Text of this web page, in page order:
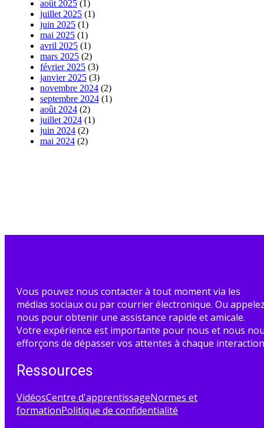
août 2025 (1)
juillet 2025 (1)
juin 2025 (1)
mai 2025 (1)
avril 2025 (1)
mars 2025 (2)
février 2025 (3)
janvier 2025 (3)
novembre 2024 (2)
septembre 2024 (1)
août 2024 (2)
juillet 2024 (1)
juin 2024 (2)
mai 2024 (2)
Vous pouvez nous contacter à tout moment via les
médias sociaux ou par courrier électronique. Ou
nous pour obtenir une assistance rapide et amicale.
Votre expérience est importante pour nous et nous
efforçons de dépasser vos attentes à chaque
Ressources
VidéosCentre d'apprentissageNormes et
formationPolitique de confidentialité